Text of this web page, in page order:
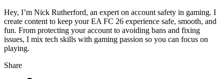
Hey, I’m Nick Rutherford, an expert on account safety in gaming. I
create content to keep your EA FC 26 experience safe, smooth, and
fun. From protecting your account to avoiding bans and fixing
issues, I mix tech skills with gaming passion so you can focus on
playing.
Share